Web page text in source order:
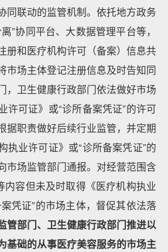
同联动的监管机制。依托地方政务
”协同平台、大数据管理平台等，
册和医疗机构许可（备案）信息共
市场主体登记注册信息及时告知同
，卫生健康行政部门依法做好市场
许可证》或“诊所备案凭证”的许可
据职责做好后续行业监管，并定期
执业许可证》或“诊所备案凭证”的
市场监管部门通报。对经营范围含
内容但未及时取得《医疗机构执业
凭证”的市场主体，督促其依法落
管部门、卫生健康行政部门推进以
基础的从事医疗美容服务的市场主